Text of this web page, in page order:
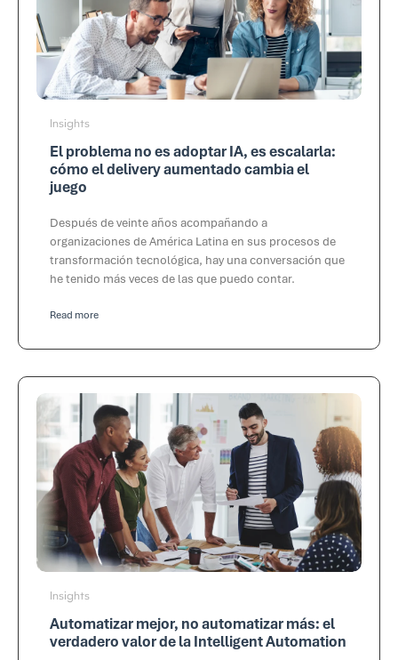
Insights
El problema no es adoptar IA, es escalarla:
cómo el delivery aumentado cambia el
juego
Después de veinte años acompañando a
organizaciones de América Latina en sus procesos de
transformación tecnológica, hay una conversación que
he tenido más veces de las que puedo contar.
Read more
Insights
Automatizar mejor, no automatizar más: el
verdadero valor de la Intelligent Automation